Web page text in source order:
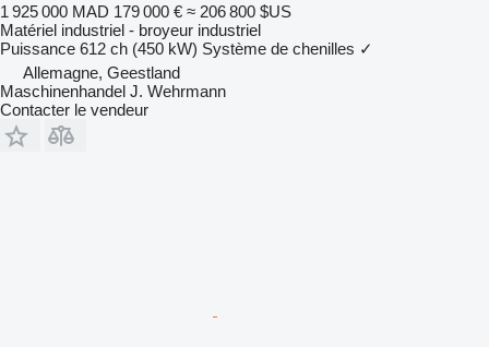
1 925 000 MAD 179 000 € ≈ 206 800 $US
Matériel industriel - broyeur industriel
Puissance 612 ch (450 kW) Système de chenilles ✓
Allemagne, Geestland
Maschinenhandel J. Wehrmann
Contacter le vendeur